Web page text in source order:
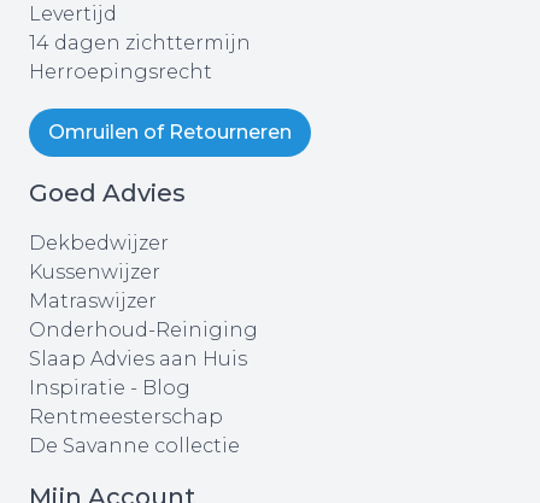
Levertijd
14 dagen zichttermijn
Herroepingsrecht
Omruilen of Retourneren
Goed Advies
Dekbedwijzer
Kussenwijzer
Matraswijzer
Onderhoud-Reiniging
Slaap Advies aan Huis
Inspiratie - Blog
Rentmeesterschap
De Savanne collectie
Mijn Account